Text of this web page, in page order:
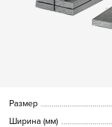
Размер
Ширина (мм)